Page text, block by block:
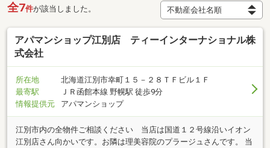
全7件が該当しました。
アパマンショップ江別店 ティーインターナショナル株
式会社
所在地
北海道江別市幸町１５－２８ＴＦビル１Ｆ
最寄駅
ＪＲ函館本線 野幌駅 徒歩9分
情報提供元
アパマンショップ
江別市内の全物件ご相談ください 当店は国道１２号線沿いイオン
江別店さん向かいです。お隣は理美容院のプラージュさんです。 当